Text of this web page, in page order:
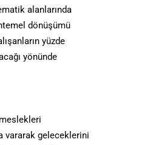
alanlarında
dönüşümü
yüzde
yönünde
vararak geleceklerini